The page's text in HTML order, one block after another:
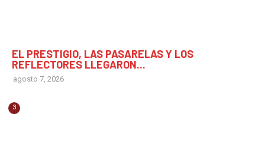
EL PRESTIGIO, LAS PASARELAS Y LOS
REFLECTORES LLEGARON...
agosto 7, 2026
3